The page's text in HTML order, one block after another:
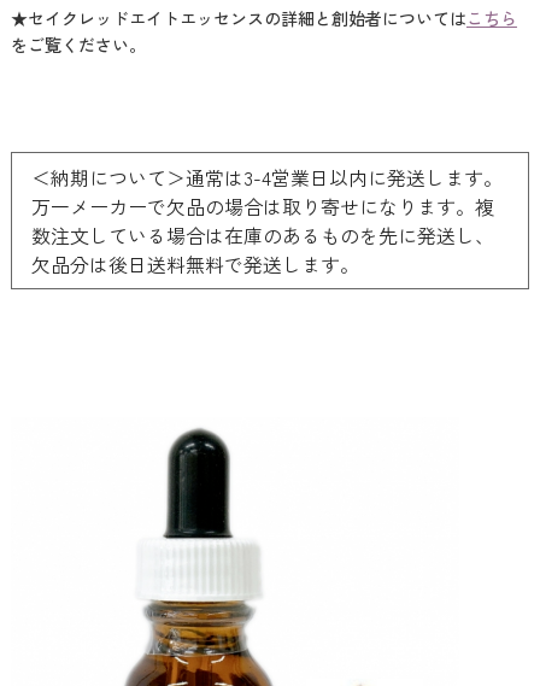
★セイクレッドエイトエッセンスの詳細と創始者についてはこちら
をご覧ください。
＜納期について＞通常は3-4営業日以内に発送します。
万一メーカーで欠品の場合は取り寄せになります。複
数注文している場合は在庫のあるものを先に発送し、
欠品分は後日送料無料で発送します。